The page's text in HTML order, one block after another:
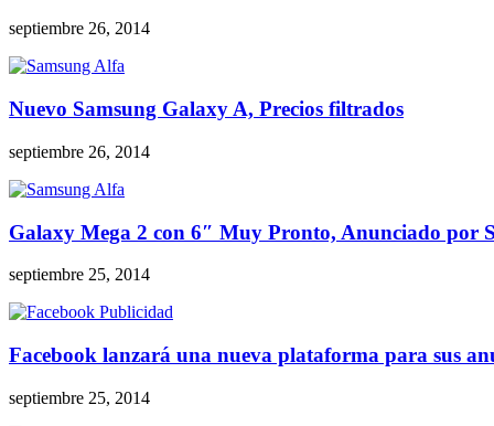
septiembre 26, 2014
Nuevo Samsung Galaxy A, Precios filtrados
septiembre 26, 2014
Galaxy Mega 2 con 6″ Muy Pronto, Anunciado por
septiembre 25, 2014
Facebook lanzará una nueva plataforma para sus
septiembre 25, 2014